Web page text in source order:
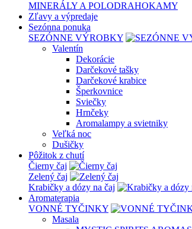
MINERÁLY A POLODRAHOKAMY
Zľavy a výpredaje
Sezónna ponuka
SEZÓNNE VÝROBKY
Valentín
Dekorácie
Darčekové tašky
Darčekové krabice
Šperkovnice
Sviečky
Hrnčeky
Aromalampy a svietniky
Veľká noc
Dušičky
Pôžitok z chutí
Čierny čaj
Zelený čaj
Krabičky a dózy na čaj
Aromaterapia
VONNÉ TYČINKY
Masala